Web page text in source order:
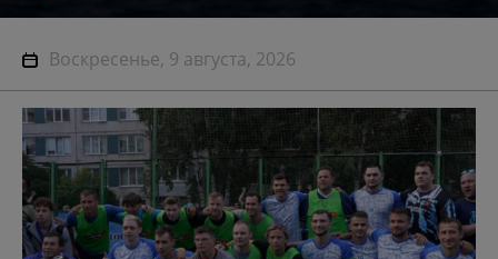
Воскресенье, 9 августа, 2026